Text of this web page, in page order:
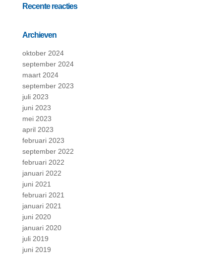
Recente reacties
Archieven
oktober 2024
september 2024
maart 2024
september 2023
juli 2023
juni 2023
mei 2023
april 2023
februari 2023
september 2022
februari 2022
januari 2022
juni 2021
februari 2021
januari 2021
juni 2020
januari 2020
juli 2019
juni 2019